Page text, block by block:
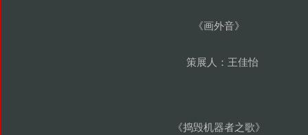
《画外音》
策展人 ： 王佳怡
《捣毁机器者之歌》